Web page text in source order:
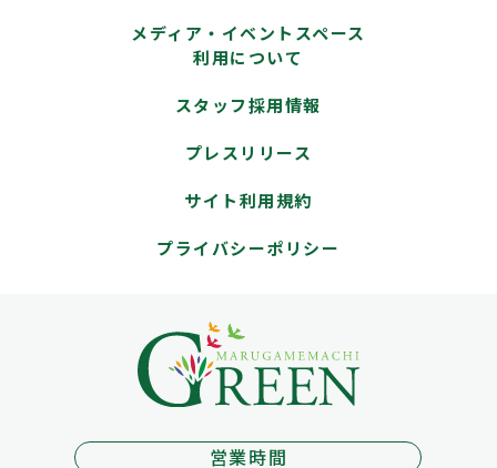
メディア・イベントスペース
利用について
スタッフ採用情報
プレスリリース
サイト利用規約
プライバシーポリシー
営業時間